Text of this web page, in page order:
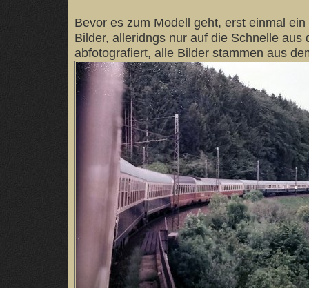
Bevor es zum Modell geht, erst einmal
Bilder, alleridngs nur auf die Schnelle aus
abfotografiert, alle Bilder stammen aus